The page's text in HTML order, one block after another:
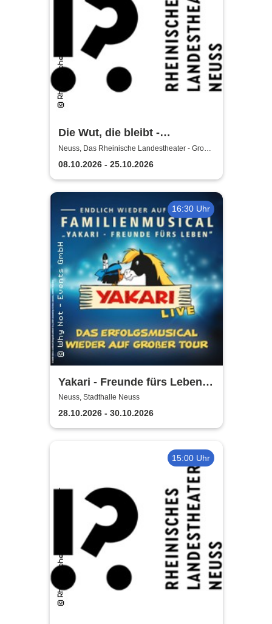
Die Wut, die bleibt -
Rheinische Landestheater
Neuss
Neuss, Das Rheinische Landestheater - Große
Bühne
08.10.2026 - 25.10.2026
16:30 Uhr
Yakari - Freunde fürs Leben -
Das Musical für die ganze
Familie
Neuss, Stadthalle Neuss
28.10.2026 - 30.10.2026
15:00 Uhr